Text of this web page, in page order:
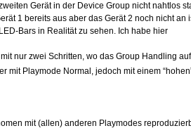
Gerät in der Device Group nicht nahtlos
1 bereits aus aber das Gerät 2 noch nicht
Bars in Realität zu sehen. Ich habe hier
nur zwei Schritten, wo das Group Handling
mit Playmode Normal, jedoch mit einem
mit (allen) anderen Playmodes